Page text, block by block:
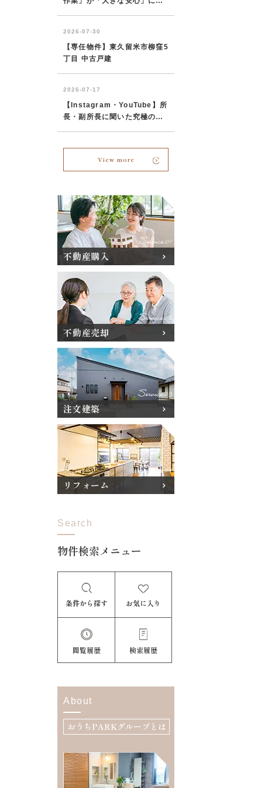
View more
不動産購入
不動産売却
注文建築
リフォーム
Search
物件検索メニュー
条件から探す お気に入り
閲覧履歴 検索履歴
About
おうちPARKグループとは